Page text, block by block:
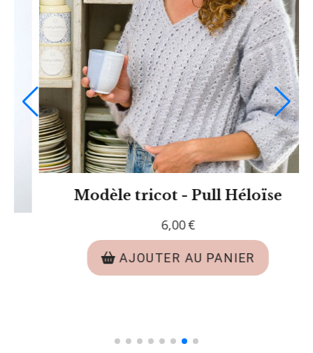
Modèle tricot PDF - Pull Lucas
6,00€
AJOUTER AU PANIER